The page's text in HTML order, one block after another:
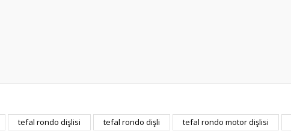
Bu ürüne ilk yorumu siz yapın!
tefal rondo dişlisi tefal rondo dişli tefal rondo motor dişlisi